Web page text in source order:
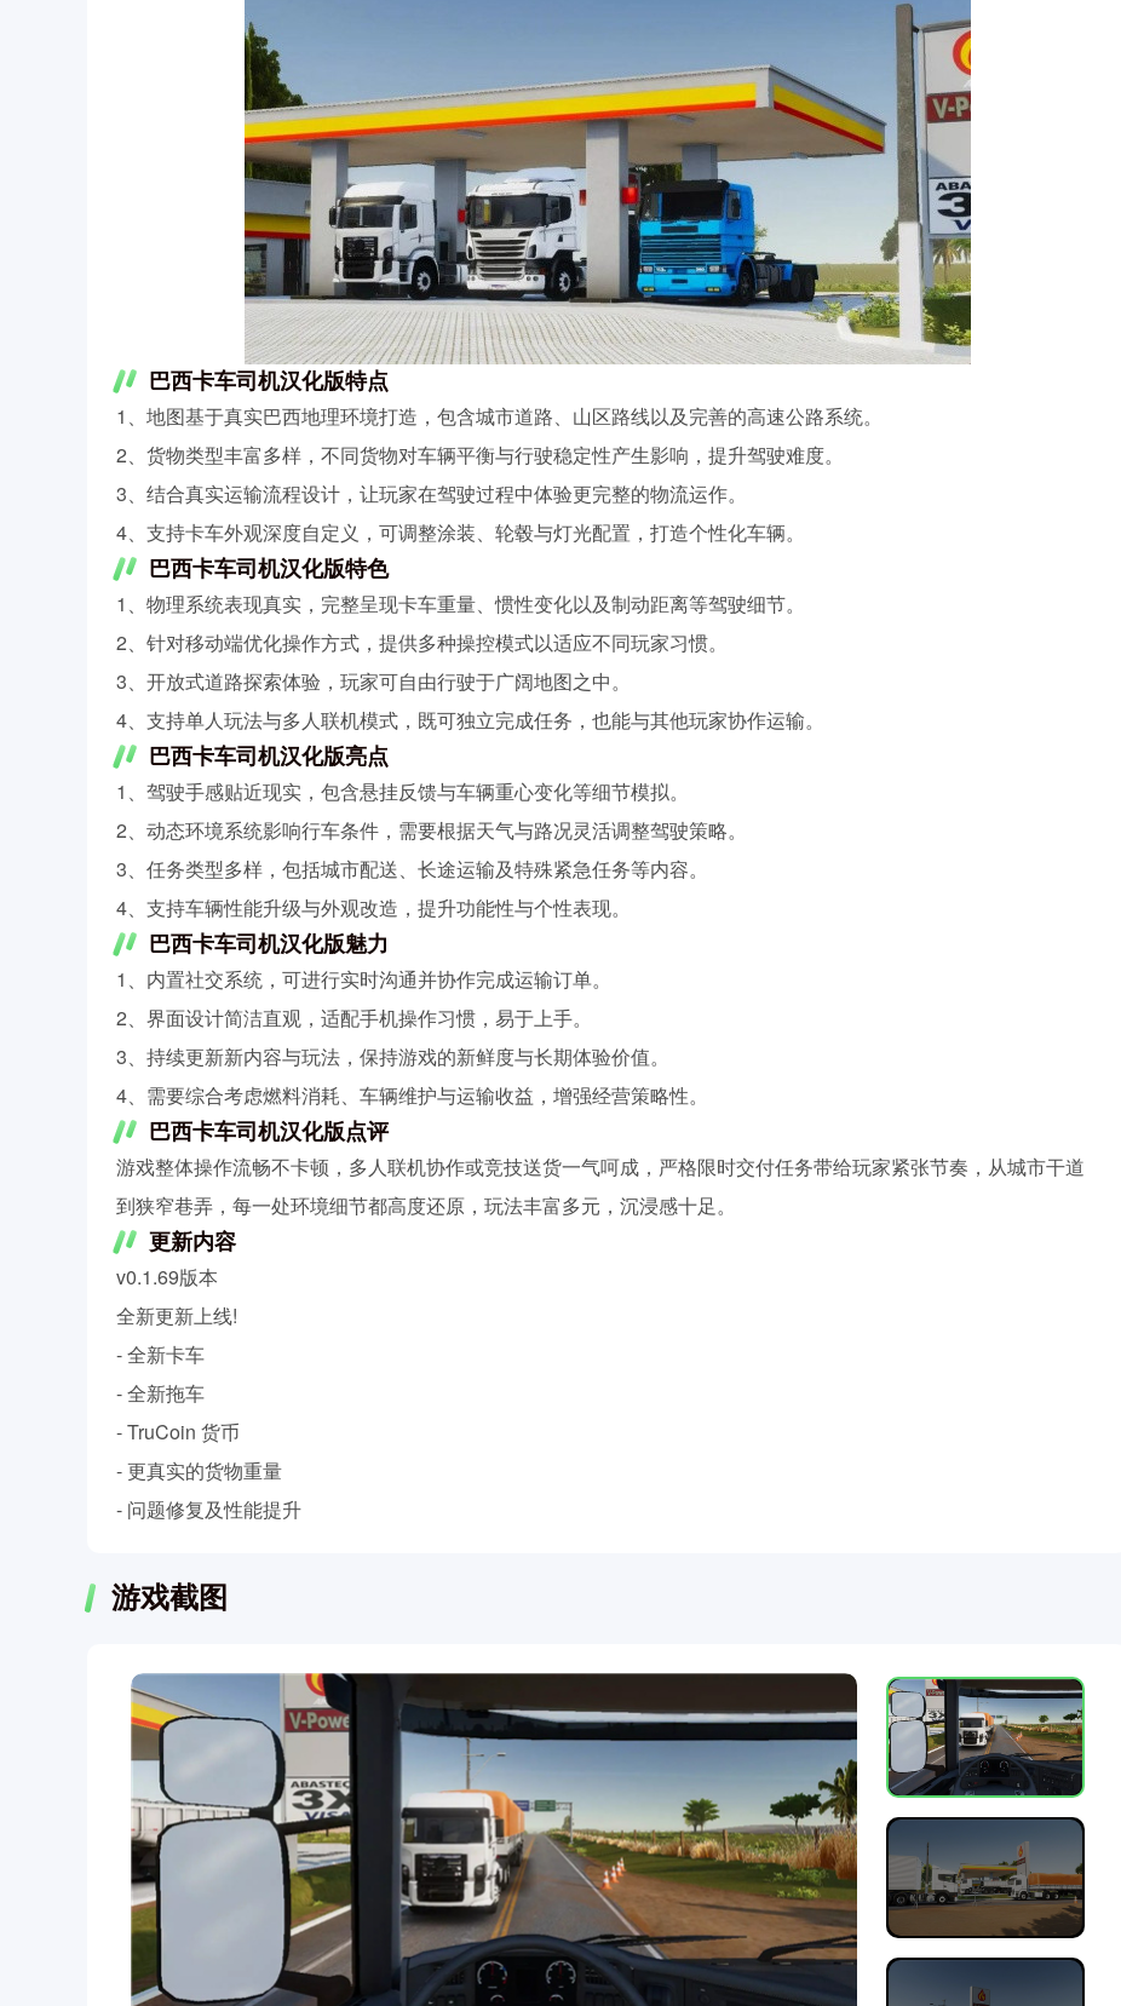
巴西卡车司机汉化版特点
1、地图基于真实巴西地理环境打造，包含城市道路、山区路线以及完善的高速公路系统。
2、货物类型丰富多样，不同货物对车辆平衡与行驶稳定性产生影响，提升驾驶难度。
3、结合真实运输流程设计，让玩家在驾驶过程中体验更完整的物流运作。
4、支持卡车外观深度自定义，可调整涂装、轮毂与灯光配置，打造个性化车辆。
巴西卡车司机汉化版特色
1、物理系统表现真实，完整呈现卡车重量、惯性变化以及制动距离等驾驶细节。
2、针对移动端优化操作方式，提供多种操控模式以适应不同玩家习惯。
3、开放式道路探索体验，玩家可自由行驶于广阔地图之中。
4、支持单人玩法与多人联机模式，既可独立完成任务，也能与其他玩家协作运输。
巴西卡车司机汉化版亮点
1、驾驶手感贴近现实，包含悬挂反馈与车辆重心变化等细节模拟。
2、动态环境系统影响行车条件，需要根据天气与路况灵活调整驾驶策略。
3、任务类型多样，包括城市配送、长途运输及特殊紧急任务等内容。
4、支持车辆性能升级与外观改造，提升功能性与个性表现。
巴西卡车司机汉化版魅力
1、内置社交系统，可进行实时沟通并协作完成运输订单。
2、界面设计简洁直观，适配手机操作习惯，易于上手。
3、持续更新新内容与玩法，保持游戏的新鲜度与长期体验价值。
4、需要综合考虑燃料消耗、车辆维护与运输收益，增强经营策略性。
巴西卡车司机汉化版点评
游戏整体操作流畅不卡顿，多人联机协作或竞技送货一气呵成，严格限时交付任务带给玩家紧张节奏，从城市干道
到狭窄巷弄，每一处环境细节都高度还原，玩法丰富多元，沉浸感十足。
更新内容
v0.1.69版本
全新更新上线!
- 全新卡车
- 全新拖车
- TruCoin 货币
- 更真实的货物重量
- 问题修复及性能提升
游戏截图